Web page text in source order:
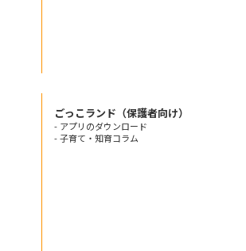
ごっこランド（保護者向け）
- アプリのダウンロード
- 子育て・知育コラム